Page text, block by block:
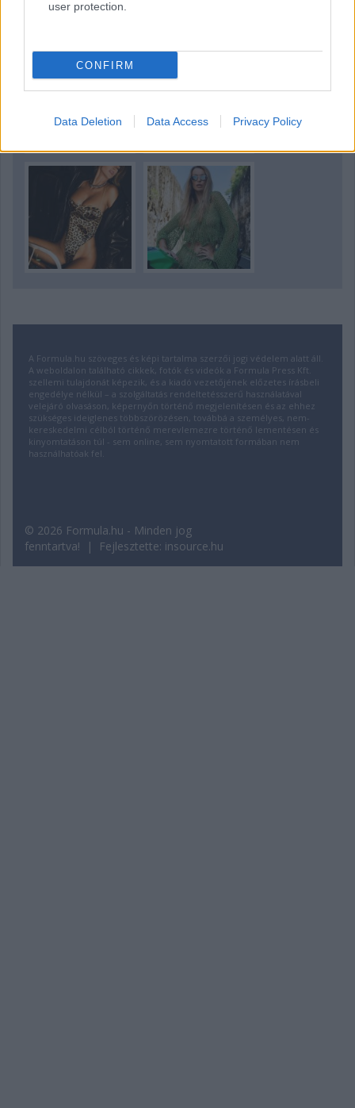
user protection.
CONFIRM
Data Deletion Data Access Privacy Policy
A Formula.hu szöveges és képi tartalma szerzői jogi védelem alatt áll.
A weboldalon található cikkek, fotók és videók a Formula Press Kft.
szellemi tulajdonát képezik, és a kiadó vezetőjének előzetes írásbeli
engedélye nélkül – a szolgáltatás rendeltetésszerű használatával
velejáró olvasáson, képernyőn történő megjelenítésen és az ehhez
szükséges ideiglenes többszörözésen, továbbá a személyes, nem-
kereskedelmi célból történő merevlemezre történő lementésen és
kinyomtatáson túl - sem online, sem nyomtatott formában nem
használhatóak fel.
© 2026 Formula.hu - Minden jog
fenntartva! | Fejlesztette: insource.hu